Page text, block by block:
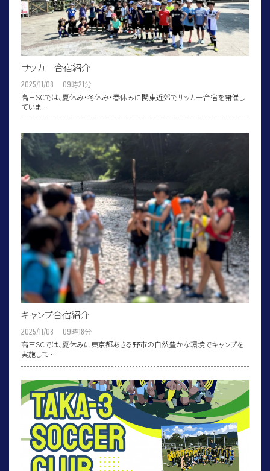
サッカー合宿紹介
2025/11/08 09時21分
高三SCでは、夏休み・冬休み・春休みに関東近郊でサッカー合宿を開催し
ていま…
キャンプ合宿紹介
2025/11/08 09時18分
高三SCでは、夏休みに東京都あきる野市の自然豊かな環境でキャンプを
実施して…